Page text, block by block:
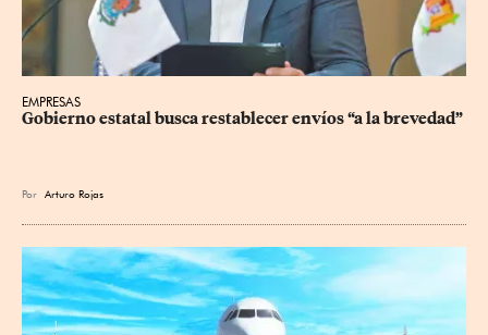
EMPRESAS
Gobierno estatal busca restablecer envíos “a la brevedad”
Por Arturo Rojas